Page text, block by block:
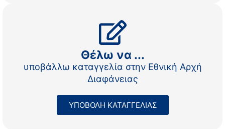
Θέλω να ...
υποβάλλω καταγγελία στην Εθνική Αρχή
Διαφάνειας
ΥΠΟΒΟΛΗ ΚΑΤΑΓΓΕΛΙΑΣ